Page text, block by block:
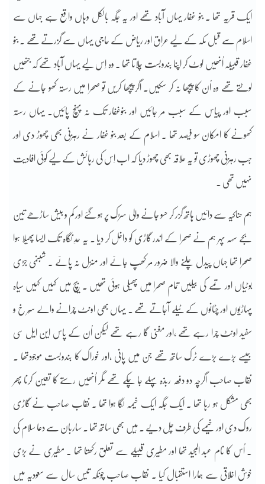
ایک قریہ تھا ۔ بنو غفار یہاں آباد تھے اور یہ جگہ بالکل وہاں واقع ہے جہاں سے
اسلام سے قبل مکہ کے لیے عراق اور ریاض کے حاجی یہاں سے گزرتے تھے ۔ بنو
غفار قبیلہ اُنھیں لوٹ کر اپنا بندوبست چلاتا تھا ۔ وہ اِس لیے یہاں آباد تھے کہ جنھیں
لوٹتے تھے وہ اُن کا پیچھا نہ کر سکیں۔ اگر پیچھا کریں تو صحرا میں رستہ کھو جانے کے
سبب اور پیاس کے سبب مر جائیں اور بنوغفار تک نہ پہنچ پائیں۔ یہاں رستہ
کھونے کا امکان سو فیصد تھا ۔ اسلام کے بعد بنو غفار نے رہزنی بھی چھوڑ دی اور
جب رہزنی چھوڑی تو یہ علاقہ بھی چھوڑ دیا کہ اب اِس کی رہائش کے لیے کوئی افادیت
نہیں تھی ۔
ہم حناکیہ سے دائیں ہاتھ گزر کر حسو جانے والی سڑک پر ہو گئے اور کم و بیش ساڑھے تین
بجے سہہ پہر ہم نے صحرا کے اندر گاڑی کو داخل کر دیا ۔ یہ حدِ نگاہ تک ایسا پھیلا ہوا
صحرا تھا جہاں پیدل چلنے والا ضرور مر کھپ جائے اور منزل نہ پائے ۔ شبنمی جڑی
بوٹیاں اور تُمے کی بیلیں تمام صحرا میں پھیلی ہوئی تھیں ۔ بیچ میں کہیں کہیں سیاہ
پہاڑیوں اور چٹانوں کے ٹیلے آجاتے تھے ۔ یہاں بھی اونٹ چرانے والے سُر خ و
سفید اونٹ چرا رہے تھے ،اور مغنی گا رہے تھے لیکن اُن کے پاس این ایل سی
جیسے بڑے بڑے ٹرک ساتھ تھے جن میں پانی ،اور خوراک کا بندوبست موجودتھا ۔
نقاب صاحب اگرچہ دو دفعہ ربذہ پہلے جا چکے تھے مگر اُنھیں رستے کا تعین کرنا پھر
بھی مشکل ہو رہا تھا ۔ ایک جگہ ایک خیمہ لگا ہوا تھا ۔ نقاب صاحب نے گاڑی
روک دی اور خیمے کی طرف چل دیے ۔ مَیں بھی ساتھ تھا ۔ ساربان سے دعا سلام کی
۔ اُس کا نام عبد المجید تھا اور مطیری قبیلے سے تعلق رکھتا تھا ۔ مطیری نے بڑی
خوش اخلاقی سے ہمارا استقبال کیا ۔ نقاب صاحب چونکہ تیس سال سے سعودیہ میں